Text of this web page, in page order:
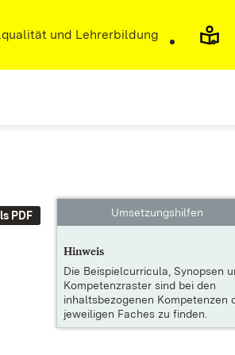
und Lehrerbildung
PDF Umsetzungshilfen
Hinweis
Die Beispielcurricula, Synopsen
Kompetenzraster sind bei den
inhaltsbezogenen Kompetenzen
jeweiligen Faches zu finden.